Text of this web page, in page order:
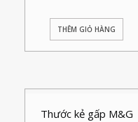
THÊM GIỎ HÀNG
Thước kẻ gấp M&G